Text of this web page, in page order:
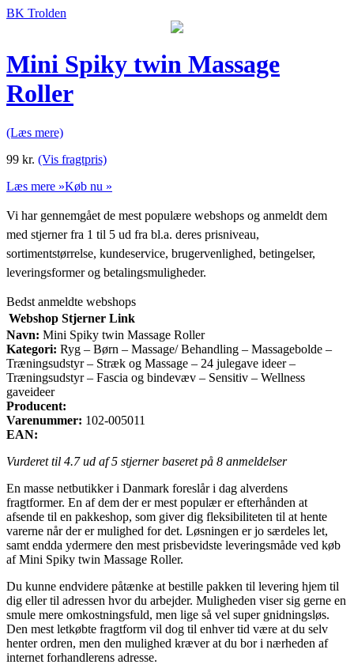
BK Trolden
Mini Spiky twin Massage
Roller
(Læs mere)
99 kr. (Vis fragtpris)
Læs mere »Køb nu »
Vi har gennemgået de mest populære webshops og anmeldt dem
med stjerner fra 1 til 5 ud fra bl.a. deres prisniveau,
sortimentstørrelse, kundeservice, brugervenlighed, betingelser,
leveringsformer og betalingsmuligheder.
Bedst anmeldte webshops
Webshop Stjerner Link
Navn: Mini Spiky twin Massage Roller
Kategori: Ryg – Børn – Massage/ Behandling – Massagebolde –
Træningsudstyr – Stræk og Massage – 24 julegave ideer –
Træningsudstyr – Fascia og bindevæv – Sensitiv – Wellness
gaveideer
Producent:
Varenummer: 102-005011
EAN:
Vurderet til 4.7ud af 5 stjerner baseret på 8 anmeldelser
En masse netbutikker i Danmark foreslår i dag alverdens
fragtformer. En af dem der er mest populær er efterhånden at
afsende til en pakkeshop, som giver dig fleksibiliteten til at hente
varerne når der er mulighed for det. Løsningen er jo særdeles let,
samt endda ydermere den mest prisbevidste leveringsmåde ved køb
af Mini Spiky twin Massage Roller.
Du kunne endvidere påtænke at bestille pakken til levering hjem til
dig eller til adressen hvor du arbejder. Muligheden viser sig gerne en
smule mere omkostningsfuld, men lige så vel super gnidningsløs.
Den mest letkøbte fragtform vil dog til enhver tid være at du selv
henter ordren, men den mulighed kræver at du bor i nærheden af
internet forhandlerens adresse.